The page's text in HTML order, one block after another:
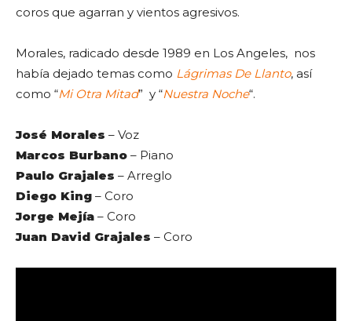
coros que agarran y vientos agresivos.
Morales, radicado desde 1989 en Los Angeles, nos
había dejado temas como Lágrimas De Llanto, así
como “Mi Otra Mitad” y “Nuestra Noche“.
José Morales – Voz
Marcos Burbano – Piano
Paulo Grajales – Arreglo
Diego King – Coro
Jorge Mejía – Coro
Juan David Grajales – Coro